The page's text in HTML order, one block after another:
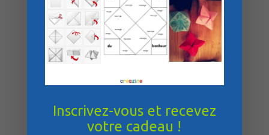
POSTER LE COMMENTAIRE
Votre adresse e-mail ne sera pas publiée.
Les champs obligatoires sont
Inscrivez-vous et recevez
votre cadeau !